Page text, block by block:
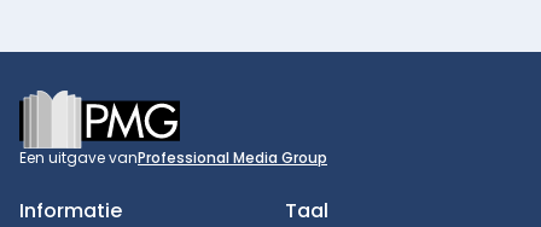
Footer
Een uitgave vanProfessional Media Group
Informatie Taal